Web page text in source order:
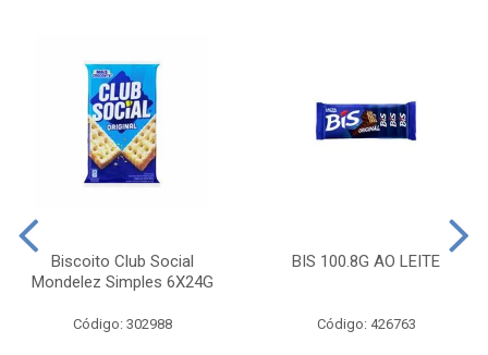
Biscoito Club Social
Mondelez Simples 6X24G
Código: 302988
BIS 100.8G AO LEITE
Código: 426763